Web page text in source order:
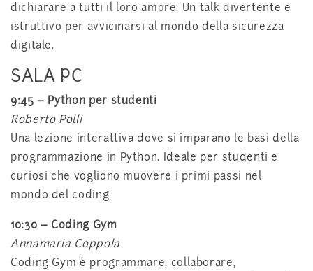
dichiarare a tutti il loro amore. Un talk divertente e
istruttivo per avvicinarsi al mondo della sicurezza
digitale.
SALA PC
9:45 – Python per studenti
Roberto Polli
Una lezione interattiva dove si imparano le basi della
programmazione in Python. Ideale per studenti e
curiosi che vogliono muovere i primi passi nel
mondo del coding.
10:30 – Coding Gym
Annamaria Coppola
Coding Gym è programmare, collaborare,